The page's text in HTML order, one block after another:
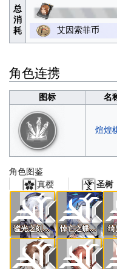
总
消
耗
艾因索菲币
角色连携
图标 名
煊煌
角色图鉴
真樱
圣树
谧光之刻霍德尔 悼亡之蝶海拉 绮